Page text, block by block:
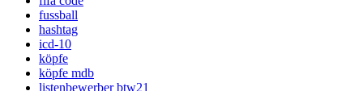
fussball
hashtag
icd-10
köpfe
köpfe mdb
listenbewerber btw21